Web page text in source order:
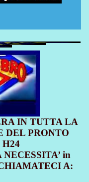
IN TUTTA LA
DEL PRONTO
in
A: